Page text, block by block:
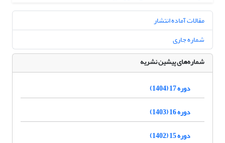
مقالات آماده انتشار
شماره جاری
شماره‌های پیشین نشریه
دوره 17 (1404)
دوره 16 (1403)
دوره 15 (1402)